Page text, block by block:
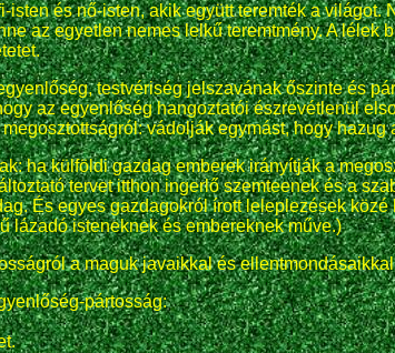
isten és nő-isten, akik együtt teremték a
az egyetlen nemes lelkű teremtmény. A
testvériség jelszavának őszinte és
az egyenlőség hangoztatói észrevétlenül
vádolják egymást, hogy hazug
ha külföldi gazdag emberek irányítják a
tervet itthon ingerlő szemteenek és a
És egyes gazdagokról írott leleplezések
lázadó isteneknek és embereknek műve.)
a maguk javaikkal és
pártosság: